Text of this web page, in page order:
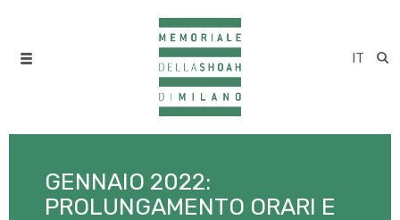
IT
GENNAIO 2022:
PROLUNGAMENTO ORARI E